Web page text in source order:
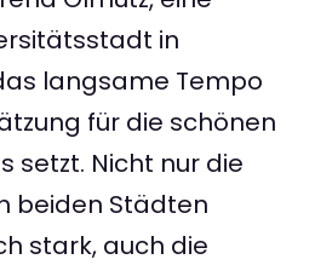
in
langsame Tempo
für die schönen
setzt. Nicht nur die
beiden Städten
stark, auch die